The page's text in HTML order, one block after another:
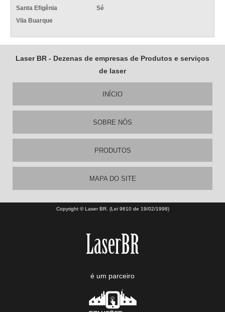
Santa Efigênia
Sé
Vila Buarque
Laser BR - Dezenas de empresas de Produtos e serviços
de laser
INÍCIO
SOBRE NÓS
PRODUTOS
MAPA DO SITE
Copyright © Laser BR. (Lei 9610 de 19/02/1998)
é um parceiro